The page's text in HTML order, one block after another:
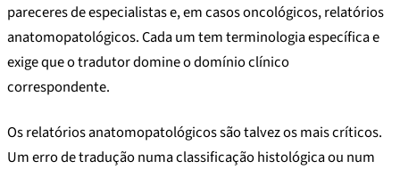
pareceres de especialistas e, em casos oncológicos, relatórios
anatomopatológicos. Cada um tem terminologia específica e
exige que o tradutor domine o domínio clínico
correspondente.
Os relatórios anatomopatológicos são talvez os mais críticos.
Um erro de tradução numa classificação histológica ou num